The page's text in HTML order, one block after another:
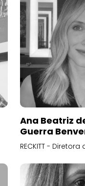
Ana Beatriz
Guerra
RECKITT -